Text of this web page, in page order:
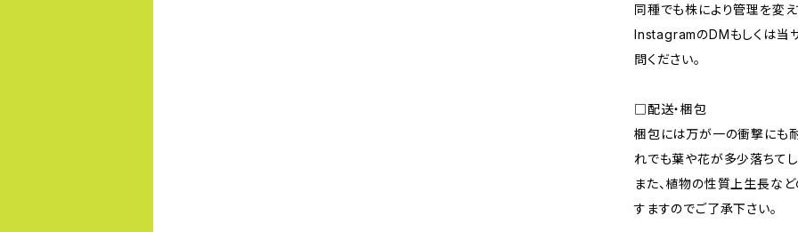
同種でも株により管理を変
InstagramのDMもしくは当
問ください。
□配送・梱包
梱包には万が一の衝撃にも
れでも葉や花が多少落ちて
また、植物の性質上生長な
すますのでご了承下さい。